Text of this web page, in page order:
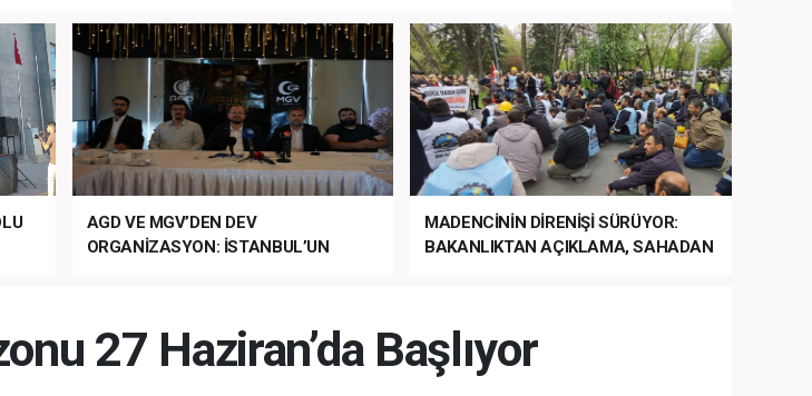
AGD VE MGV’DEN DEV
ORGANİZASYON: İSTANBUL’UN
MADENCİNİN DİRENİŞİ SÜRÜYOR:
BAKANLIKTAN AÇIKLAMA, SAHADAN
27 Haziran’da Başlıyor